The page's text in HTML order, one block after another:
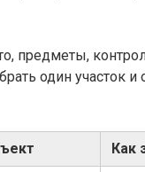
предметы,
один участок и
Как